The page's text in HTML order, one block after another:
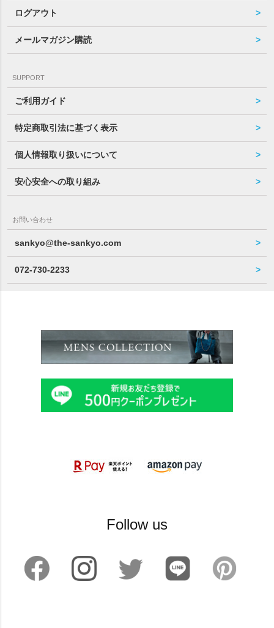
ログアウト
メールマガジン購読
SUPPORT
ご利用ガイド
特定商取引法に基づく表示
個人情報取り扱いについて
安心安全への取り組み
お問い合わせ
sankyo@the-sankyo.com
072-730-2233
Follow us